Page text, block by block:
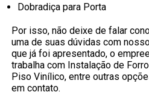
Dobradiça para Porta
Por isso, não deixe de falar
uma de suas dúvidas com
que já foi apresentado, o
trabalha com Instalação de
Piso Vinílico, entre outras
em contato.